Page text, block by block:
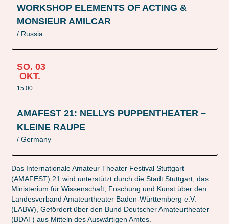
WORKSHOP ELEMENTS OF ACTING &
MONSIEUR AMILCAR
/ Russia
SO. 03
OKT.
15:00
AMAFEST 21: NELLYS PUPPENTHEATER –
KLEINE RAUPE
/ Germany
Das Internationale Amateur Theater Festival Stuttgart
(AMAFEST) 21 wird unterstützt durch die Stadt Stuttgart, das
Ministerium für Wissenschaft, Foschung und Kunst über den
Landesverband Amateurtheater Baden-Württemberg e.V.
(LABW), Gefördert über den Bund Deutscher Amateurtheater
(BDAT) aus Mitteln des Auswärtigen Amtes.